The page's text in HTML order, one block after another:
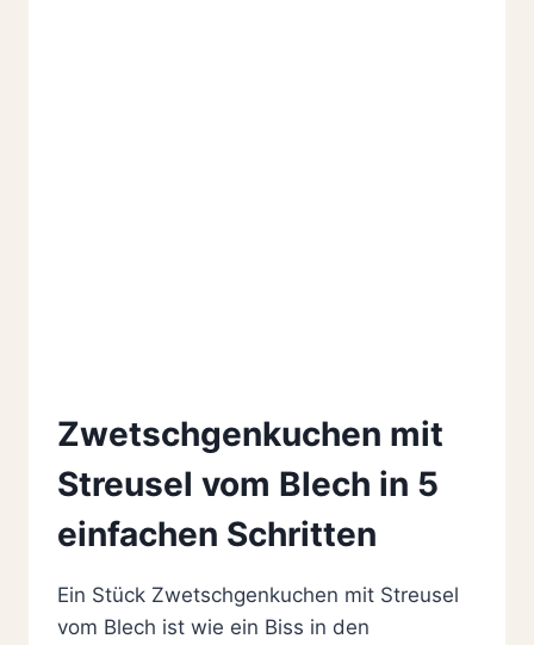
Zwetschgenkuchen mit
Streusel vom Blech in 5
einfachen Schritten
Ein Stück Zwetschgenkuchen mit Streusel
vom Blech ist wie ein Biss in den